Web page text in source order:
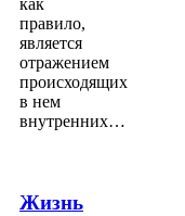
как
правило,
является
отражением
происходящих
в нем
внутренних…
Жизнь